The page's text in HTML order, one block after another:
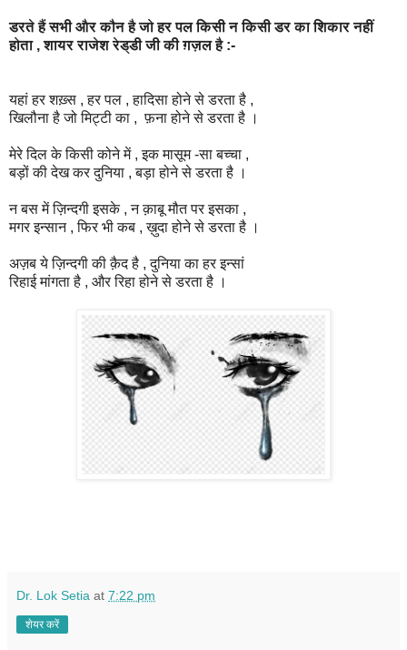
डरते हैं सभी और कौन है जो हर पल किसी न किसी डर का शिकार नहीं
होता , शायर राजेश रेड्डी जी की ग़ज़ल है :-
यहां हर शख़्स , हर पल , हादिसा होने से डरता है ,
खिलौना है जो मिट्टी का , फ़ना होने से डरता है ।
मेरे दिल के किसी कोने में , इक मासूम -सा बच्चा ,
बड़ों की देख कर दुनिया , बड़ा होने से डरता है ।
न बस में ज़िन्दगी इसके , न क़ाबू मौत पर इसका ,
मगर इन्सान , फिर भी कब , ख़ुदा होने से डरता है ।
अज़ब ये ज़िन्दगी की क़ैद है , दुनिया का हर इन्सां
रिहाई मांगता है , और रिहा होने से डरता है ।
Dr. Lok Setia at 7:22 pm
शेयर करें